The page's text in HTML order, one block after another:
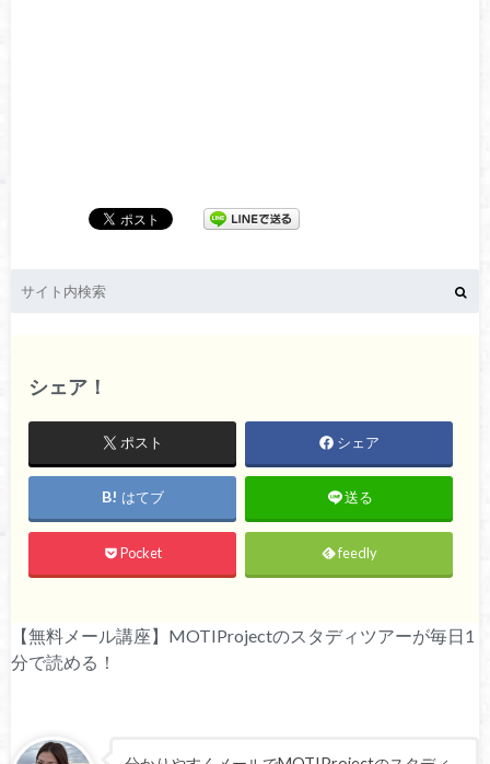
シェア！
ポスト シェア
はてブ 送る
Pocket feedly
【無料メール講座】MOTIProjectのスタディツアーが毎日1
分で読める！